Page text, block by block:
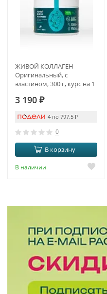
ЖИВОЙ КОЛЛАГЕН
Оригинальный, с
эластином, 300 г, курс на 1
3 190 ₽
4 по 797.5 ₽
0
В корзину
В наличии